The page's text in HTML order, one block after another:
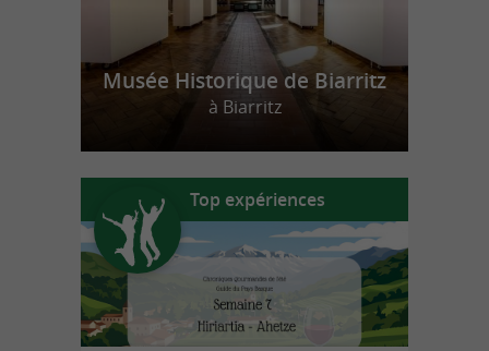
Musée Historique de Biarritz
à Biarritz
Top expériences